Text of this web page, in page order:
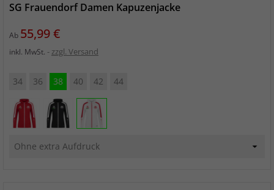
SG Frauendorf Damen Kapuzenjacke
Ab Preis
55,99 €
inkl. MwSt. zzgl. Versand
34 36 38 40 42 44